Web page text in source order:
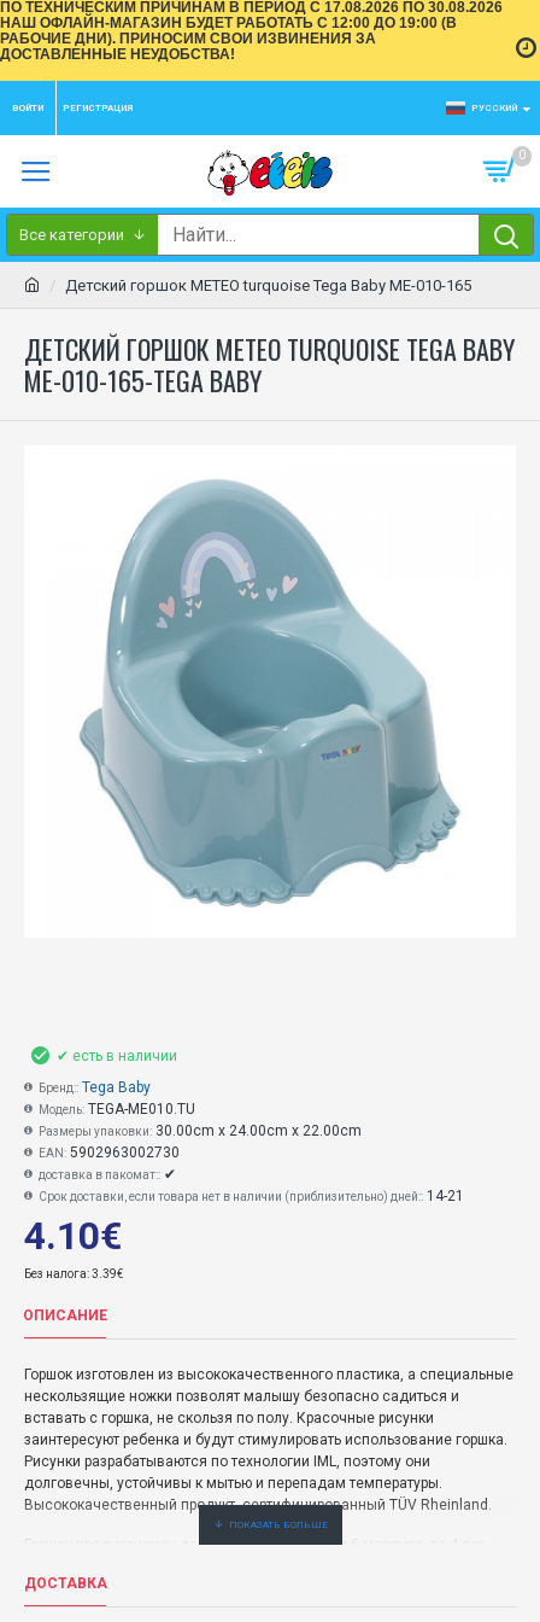
ПО ТЕХНИЧЕСКИМ ПРИЧИНАМ В ПЕРИОД С 17.08.2026 ПО 30.08.2026
НАШ ОФЛАЙН-МАГАЗИН БУДЕТ РАБОТАТЬ С 12:00 ДО 19:00 (В
РАБОЧИЕ ДНИ). ПРИНОСИМ СВОИ ИЗВИНЕНИЯ ЗА
ДОСТАВЛЕННЫЕ НЕУДОБСТВА!
ВОЙТИ РЕГИСТРАЦИЯ РУССКИЙ
0
Все категории
Детский горшок METEO turquoise Tega Baby ME-010-165
ДЕТСКИЙ ГОРШОК METEO TURQUOISE TEGA BABY
ME-010-165-TEGA BABY
4.10€
Без налога: 3.39€
✔ есть в наличии
Бренд:: Tega Baby
Модель: TEGA-ME010.TU
Размеры упаковки: 30.00cm x 24.00cm x 22.00cm
EAN: 5902963002730
доставка в пакомат:: ✔
Срок доставки, если товара нет в наличии (приблизительно) дней:: 14-21
ОПИСАНИЕ
Горшок изготовлен из высококачественного пластика, а специальные
нескользящие ножки позволят малышу безопасно садиться и
вставать с горшка, не скользя по полу. Красочные рисунки
заинтересуют ребенка и будут стимулировать использование горшка.
Рисунки разрабатываются по технологии IML, поэтому они
долговечны, устойчивы к мытью и перепадам температуры.
Высококачественный продукт, сертифицированный TÜV Rheinland.
Горшок предназначен для детей в возрасте от 6 месяцев до 4 лет.
ДОСТАВКА